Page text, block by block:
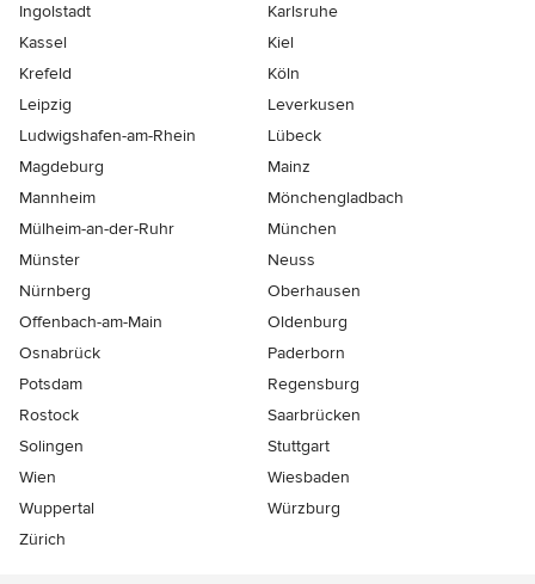
Ingolstadt
Karlsruhe
Kassel
Kiel
Krefeld
Köln
Leipzig
Leverkusen
Ludwigshafen-am-Rhein
Lübeck
Magdeburg
Mainz
Mannheim
Mönchen­gladbach
Mülheim-an-der-Ruhr
München
Münster
Neuss
Nürnberg
Oberhausen
Offenbach-am-Main
Oldenburg
Osnabrück
Paderborn
Potsdam
Regensburg
Rostock
Saarbrücken
Solingen
Stuttgart
Wien
Wiesbaden
Wuppertal
Würzburg
Zürich